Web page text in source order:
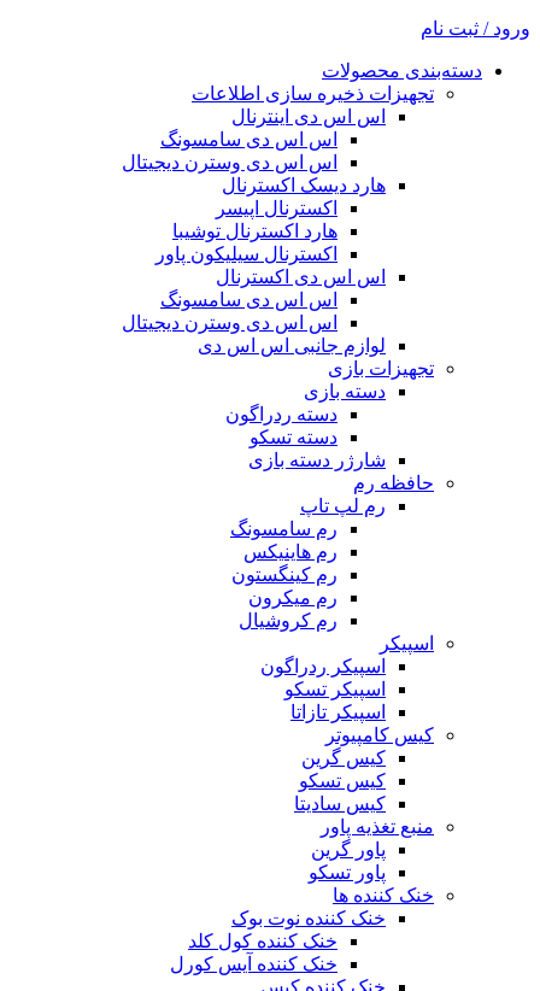
ورود / ثبت نام
دسته‌بندی محصولات
تجهیزات ذخیره سازی اطلاعات
اس اس دی اینترنال
اس اس دی سامسونگ
اس اس دی وسترن دیجیتال
هارد دیسک اکسترنال
اکسترنال اپیسر
هارد اکسترنال توشیبا
اکسترنال سیلیکون پاور
اس اس دی اکسترنال
اس اس دی سامسونگ
اس اس دی وسترن دیجیتال
لوازم جانبی اس اس دی
تجهیزات بازی
دسته بازی
دسته ردراگون
دسته تسکو
شارژر دسته بازی
حافظه رم
رم لپ تاپ
رم سامسونگ
رم هاینیکس
رم کینگستون
رم میکرون
رم کروشیال
اسپیکر
اسپیکر ردراگون
اسپیکر تسکو
اسپیکر تازاتا
کیس کامپیوتر
کیس گرین
کیس تسکو
کیس سادیتا
منبع تغذیه‌ پاور
پاور گرین
پاور تسکو
خنک کننده ها
خنک کننده نوت بوک
خنک کننده کول کلد
خنک کننده آیس کورل
خنک کننده کیس